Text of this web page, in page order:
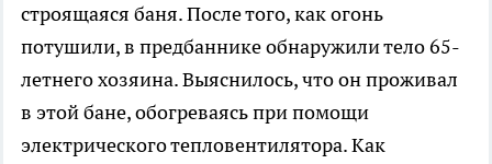
строящаяся баня. После того, как огонь
потушили, в предбаннике обнаружили тело 65-
летнего хозяина. Выяснилось, что он проживал
в этой бане, обогреваясь при помощи
электрического тепловентилятора. Как